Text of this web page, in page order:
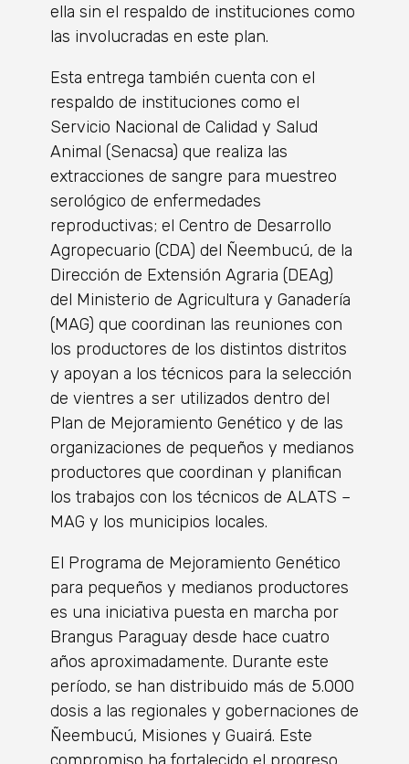
ella sin el respaldo de instituciones como
las involucradas en este plan.
Esta entrega también cuenta con el
respaldo de instituciones como el
Servicio Nacional de Calidad y Salud
Animal (Senacsa) que realiza las
extracciones de sangre para muestreo
serológico de enfermedades
reproductivas; el Centro de Desarrollo
Agropecuario (CDA) del Ñeembucú, de la
Dirección de Extensión Agraria (DEAg)
del Ministerio de Agricultura y Ganadería
(MAG) que coordinan las reuniones con
los productores de los distintos distritos
y apoyan a los técnicos para la selección
de vientres a ser utilizados dentro del
Plan de Mejoramiento Genético y de las
organizaciones de pequeños y medianos
productores que coordinan y planifican
los trabajos con los técnicos de ALATS –
MAG y los municipios locales.
El Programa de Mejoramiento Genético
para pequeños y medianos productores
es una iniciativa puesta en marcha por
Brangus Paraguay desde hace cuatro
años aproximadamente. Durante este
período, se han distribuido más de 5.000
dosis a las regionales y gobernaciones de
Ñeembucú, Misiones y Guairá. Este
compromiso ha fortalecido el progreso